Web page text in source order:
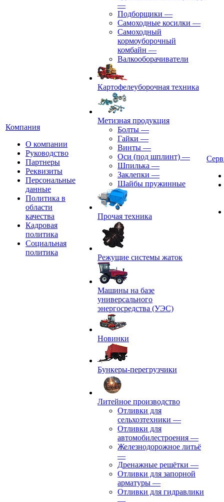
Компания
О компании
Руководство
Партнеры
Реквизиты
Персональные
данные
Политика в
области
качества
Кадровая
политика
Социальная
политика
—
Подборщики —
Самоходные косилки —
Самоходный
кормоуборочный
комбайн —
Валкооборачиватели
Картофелеуборочная техника
Метизная продукция
Болты —
Гайки —
Винты —
Оси (под шплинт) —
Шпилька —
Заклепки —
Шайбы пружинные
Прочая техника
Режущие системы жаток
Машины на базе
универсального
энергосредства (УЭС)
Новинки
Бункеры-перегрузчики
Литейное производство
Отливки для
сельхозтехники —
Отливки для
автомобилестроения —
Железнодорожное литьё
—
Дренажные решётки —
Отливки для запорной
арматуры —
Отливки для гидравлики